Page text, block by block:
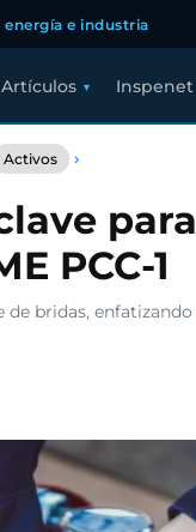
energía e industria
Artículos Inspenet
Activos ›
el
ajuste
de
bridas
según
ASME
PCC-1
bridas,